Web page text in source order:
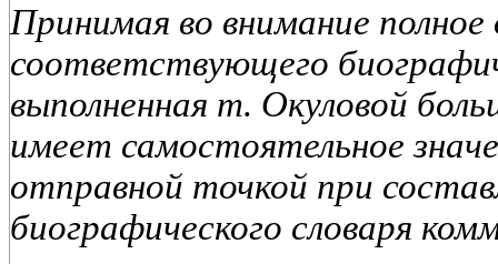
Принимая во внимание
соответствующего
выполненная т. Окуловой
имеет самостоятельное
отправной точкой при
биографического словаря